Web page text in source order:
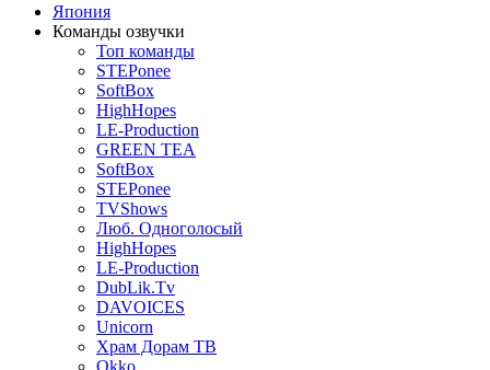
Япония
Команды озвучки
Топ команды
STEPonee
SoftBox
HighHopes
LE-Production
GREEN TEA
SoftBox
STEPonee
TVShows
Люб. Одноголосый
HighHopes
LE-Production
DubLik.Tv
DAVOICES
Unicorn
Храм Дорам ТВ
Okko